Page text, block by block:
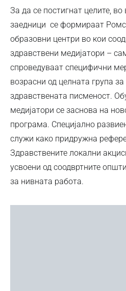
За да се постигнат целите,
заедници се формираат
образовни центри во кои
здравствени медијатори –
спроведуваат специфични
возрасни од целната група
здравствената писменост.
медијатори се заснова на
програма. Специјално
служи како придружна
Здравствените локални
усвоени од соодвртните
за нивната работа.